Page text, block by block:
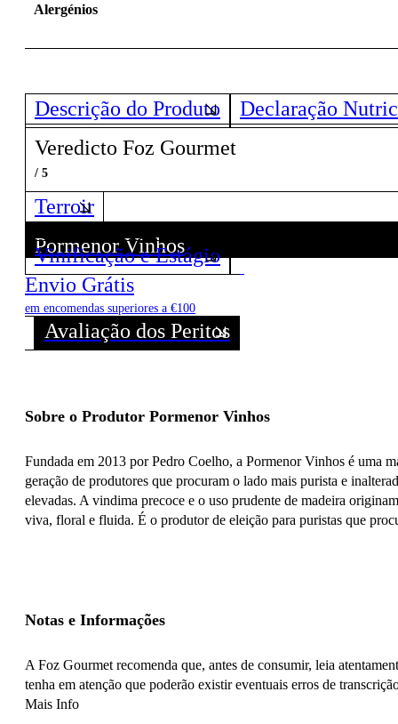
Alergénios
Descrição do Produto
Declaração
Veredicto Foz Gourmet
/ 5
Terroir
Pormenor Vinhos
Descubra todos os Vinhos deste Produtor!
Vinificação e Estágio
Envio Grátis
em encomendas superiores a €100
Avaliação dos Peritos
Sobre o Produtor Pormenor Vinhos
Fundada em 2013 por Pedro Coelho, a Pormenor Vinhos é uma
geração de produtores que procuram o lado mais purista e
elevadas. A vindima precoce e o uso prudente de madeira
viva, floral e fluida. É o produtor de eleição para puristas que
Notas e Informações
A Foz Gourmet recomenda que, antes de consumir, leia
tenha em atenção que poderão existir eventuais erros de
Mais Info